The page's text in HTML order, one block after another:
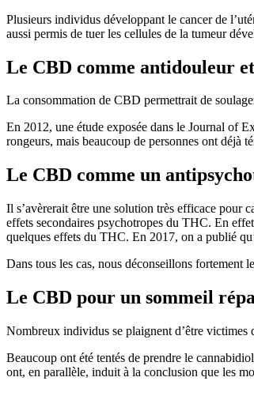
Plusieurs individus développant le cancer de
aussi permis de tuer les cellules de la tumeur
Le CBD comme antidouleur
La consommation de CBD permettrait de
En 2012, une étude exposée dans le Journal of
rongeurs, mais beaucoup de personnes ont déjà
Le CBD comme un
Il s’avèrerait être une solution très efficace
effets secondaires psychotropes du THC. En
quelques effets du THC. En 2017, on a publié
Dans tous les cas, nous déconseillons fortement
Le CBD pour un sommeil
Nombreux individus se plaignent d’être
Beaucoup ont été tentés de prendre le
ont, en parallèle, induit à la conclusion que les